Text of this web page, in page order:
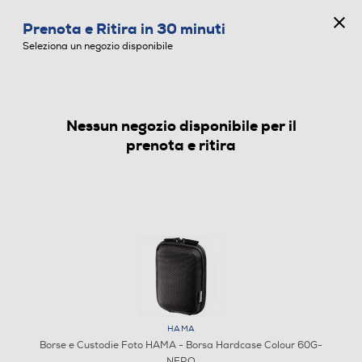
BORSE E CUSTODIE FOTO
Prenota e Ritira in 30 minuti
Seleziona un negozio disponibile
Nessun negozio disponibile per il
prenota e ritira
HAMA
Borse e Custodie Foto HAMA - Borsa Hardcase Colour 60G-